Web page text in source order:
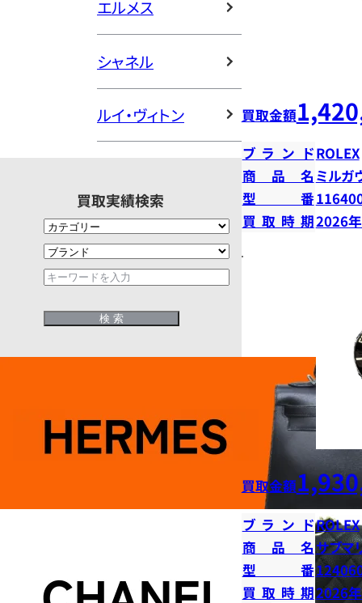
エルメス
シャネル
ルイ・ヴィトン
買取実績検索
買取金額
ブランドROLEX
商品名 ミル
型番
買取時期2026
買取金額
ブランドROLEX
商品名サブマ
型番
買取時期2026